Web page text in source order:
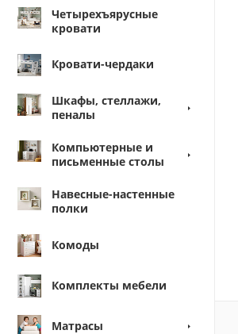
Четырехъярусные
кровати
Кровати-чердаки
Шкафы, стеллажи,
пеналы
Компьютерные и
письменные столы
Навесные-настенные
полки
Комоды
Комплекты мебели
Матрасы